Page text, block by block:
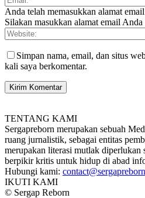
Anda telah memasukkan alamat
Silakan masukkan alamat email
Simpan nama, email, dan situs
kali saya berkomentar.
TENTANG KAMI
Sergapreborn merupakan sebuah
ruang jurnalistik, sebagai entitas
merupakan literasi mutlak diperlukan
berpikir kritis untuk hidup di abad
Hubungi kami:
IKUTI KAMI
© Sergap Reborn